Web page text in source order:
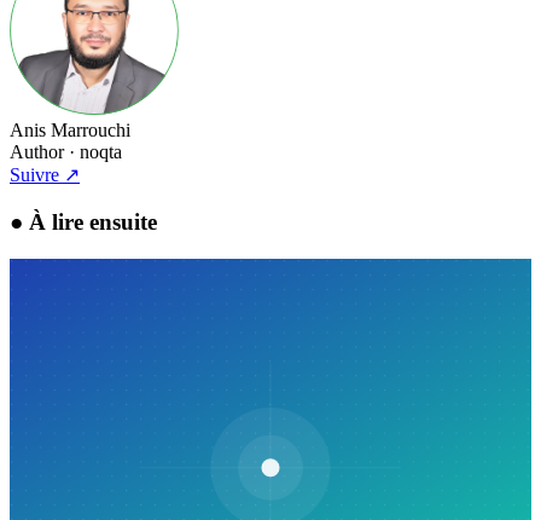
Anis Marrouchi
Author· noqta
Suivre ↗
● À lire ensuite